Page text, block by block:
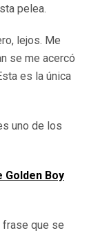
pelea.
lejos. Me
se me acercó
es la única
uno de los
Golden Boy
frase que se